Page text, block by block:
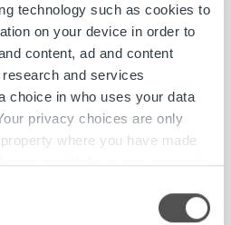
technology such as cookies to
on your device in order to
content, ad and content
and services
choice in who uses your data
privacy choices are only
where you have made
or withdraw your consent
vi kallar för Invoice Life Cycle-
och reskontrahantering
Vårt fundament bygger på
vi brinner för att skapa
med hjälp av data och en
Genom att vi vågar
i form av stärkta